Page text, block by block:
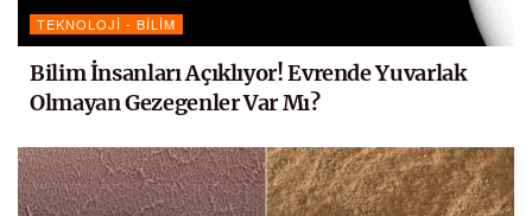
TEKNOLOJI - BILIM
Bilim İnsanları Açıklıyor! Evrende Yuvarlak
Olmayan Gezegenler Var Mı?